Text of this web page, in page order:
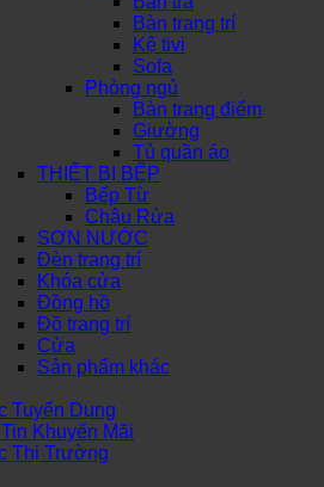
Bàn trang trí
Kệ tivi
Sofa
Phòng ngủ
Bàn trang điểm
Giường
Tủ quần áo
THIẾT BỊ BẾP
Bếp Từ
Chậu Rửa
SƠN NƯỚC
Đèn trang trí
Khóa cửa
Đồng hồ
Đồ trang trí
Cửa
Sản phẩm khác
Tuyển Dụng
Khuyến Mãi
Thị Trường